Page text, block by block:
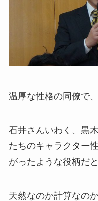
温厚な性格の同僚で
石井さんいわく、黒
たちのキャラクター
がったような役柄だと
天然なのか計算なの